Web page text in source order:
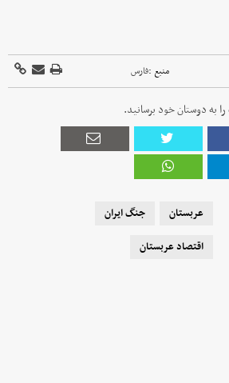
منبع :فارس
به دوستان خود برسانید.
عربستان
جنگ ایران
اقتصاد عربستان